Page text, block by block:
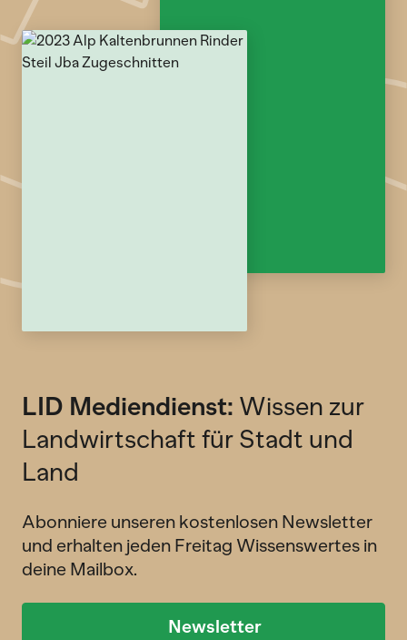
LID Mediendienst: Wissen zur
Landwirtschaft für Stadt und
Land
Abonniere unseren kostenlosen Newsletter
und erhalten jeden Freitag Wissenswertes in
deine Mailbox.
Newsletter